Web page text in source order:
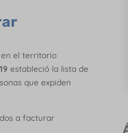
en el territorio
estableció la lista de
que expiden
a facturar